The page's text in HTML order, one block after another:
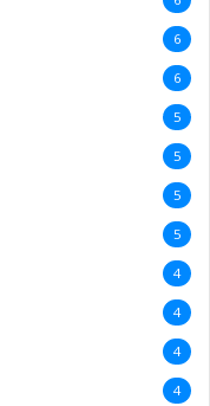
4
4
4
4
4
4
4
4
4
4
4